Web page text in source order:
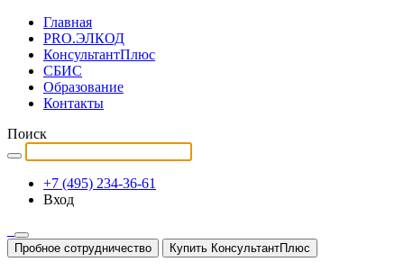
Главная
PRO.ЭЛКОД
КонсультантПлюс
СБИС
Образование
Контакты
Поиск
+7 (495) 234-36-61
Вход
Пробное сотрудничество Купить КонсультантПлюс